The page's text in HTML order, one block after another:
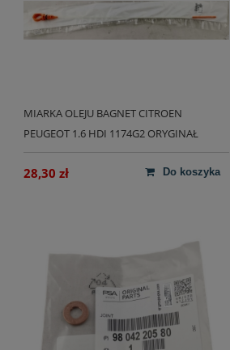
MIARKA OLEJU BAGNET CITROEN
PEUGEOT 1.6 HDI 1174G2 ORYGINAŁ
28,30 zł do koszyka